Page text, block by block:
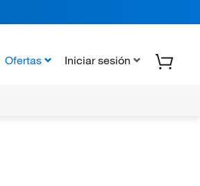
Ofertas Iniciar sesión